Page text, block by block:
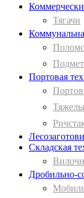
Тягачи
Портовая
Складская
Дробильно-